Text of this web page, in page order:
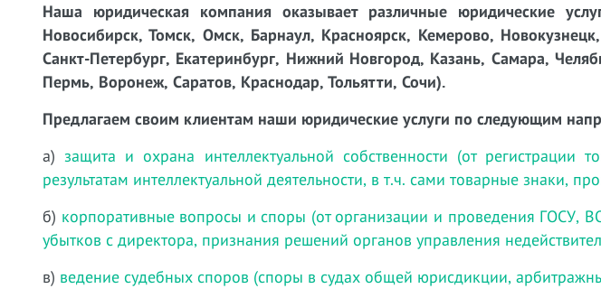
Наша юридическая компания оказывает различные юридические
Новосибирск, Томск, Омск, Барнаул, Красноярск, Кемерово,
Санкт-Петербург, Екатеринбург, Нижний Новгород, Казань, Самара,
Пермь, Воронеж, Саратов, Краснодар, Тольятти, Сочи).
Предлагаем своим клиентам наши юридические услуги по следующим
а)защита и охрана интеллектуальной собственности (от
результатам интеллектуальной деятельности, в т.ч. сами товарные знаки,
б) корпоративные вопросы и споры (от организации и проведения ГОСУ,
убытков с директора, признания решений органов управления
в) ведение судебных споров (споры в судах общей юрисдикции,